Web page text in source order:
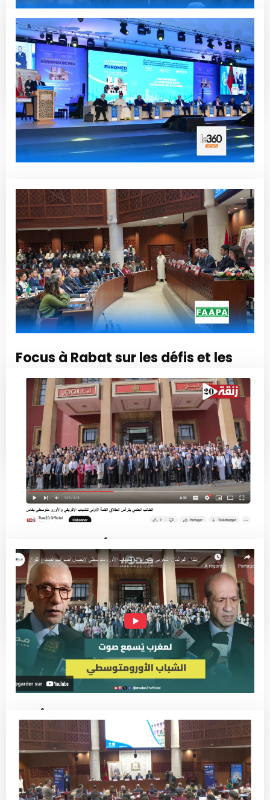
Une Vision Royale pour le Dialogue
Intercivilisationnel
Read More
Le360 News – Rencontres de
l’Université Euromed de Fès sur
l’alliance des civilisations
Read More
Focus à Rabat sur les défis et les
opportunités de l’ouverture sur les
espaces euro-méditerranéenne,
africain et transatlantique
Read More
فيديو – الطالب العلمي يترأس انطلاق القمة
الأولى للشباب الإفريقي والأورو متوسطي
بفاس
Read More
يمثلون 30 بلدا.. البرلمان المغربي يفتح أبوابه
للشباب الأورومتوسطي لإيصال أصواتهم
لصناع القرار
Read More